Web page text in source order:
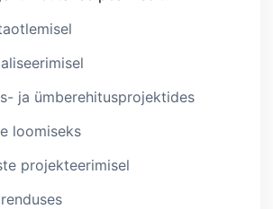
ja ümberehitusprojektides
loomiseks
projekteerimisel